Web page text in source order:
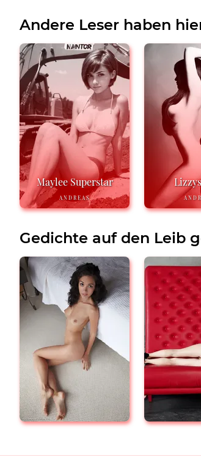
Andere Leser haben
Maylee Superstar
ANDREAS
Gedichte auf den Leib